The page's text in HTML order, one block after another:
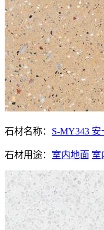
石材名称： S-MY343 安
石材用途： 室内地面 室